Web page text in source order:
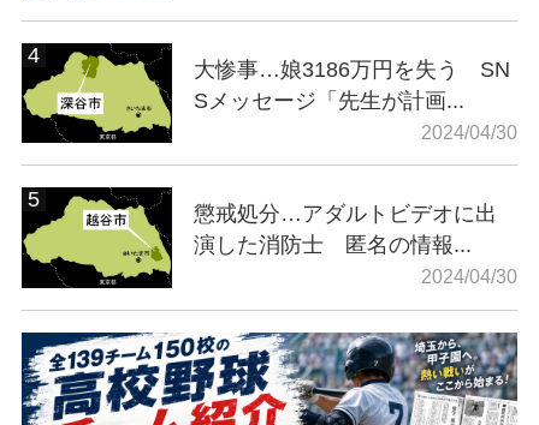
大惨事…娘3186万円を失う SN
Sメッセージ「先生が計画...
2024/04/30
懲戒処分…アダルトビデオに出
演した消防士 匿名の情報...
2024/04/30